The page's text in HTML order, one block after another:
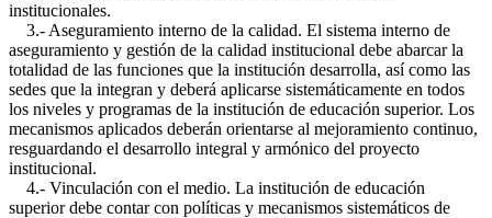
institucionales.
3.- Aseguramiento interno de la calidad. El sistema interno de
aseguramiento y gestión de la calidad institucional debe abarcar la
totalidad de las funciones que la institución desarrolla, así como las
sedes que la integran y deberá aplicarse sistemáticamente en todos
los niveles y programas de la institución de educación superior. Los
mecanismos aplicados deberán orientarse al mejoramiento continuo,
resguardando el desarrollo integral y armónico del proyecto
institucional.
4.- Vinculación con el medio. La institución de educación
superior debe contar con políticas y mecanismos sistemáticos de